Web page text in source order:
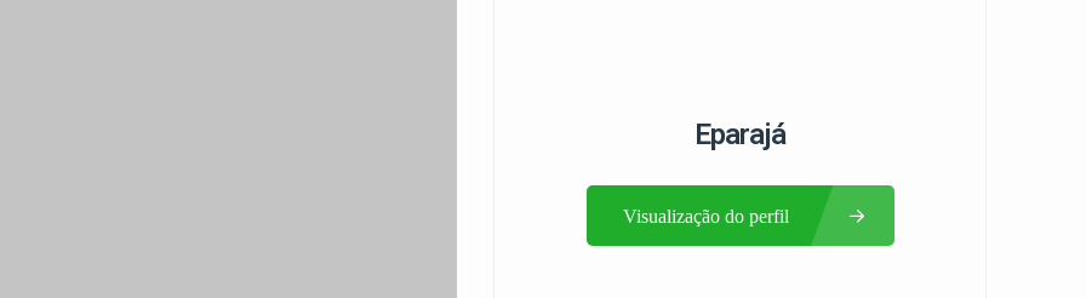
Eparajá
Visualização do perfil